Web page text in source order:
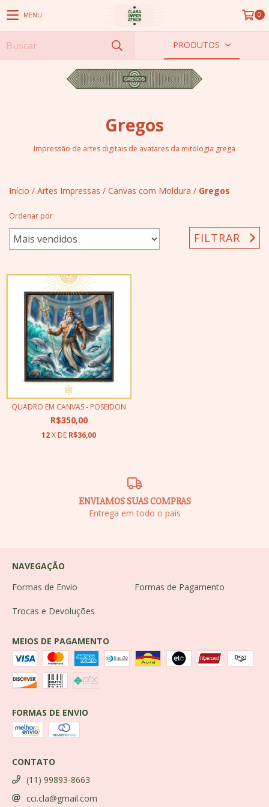
MENU 0
PRODUTOS
Gregos
Impressão de artes digitais de avatares da mitologia grega
Início / Artes Impressas / Canvas com Moldura / Gregos
Ordenar por
FILTRAR
QUADRO EM CANVAS - POSEIDON
R$350,00
12X DE R$36,00
ENVIAMOS SUAS COMPRAS
Entrega em todo o país
NAVEGAÇÃO
Formas de Envio
Formas de Pagamento
Trocas e Devoluções
MEIOS DE PAGAMENTO
FORMAS DE ENVIO
CONTATO
(11) 99893-8663
cci.cla@gmail.com